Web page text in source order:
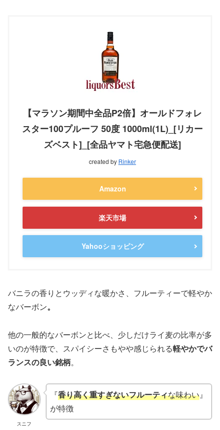
【マラソン期間中全品P2倍】オールドフォレ
スター100プルーフ 50度 1000ml(1L)_[リカー
ズベスト]_[全品ヤマト宅急便配送]
created by Rinker
Amazon
楽天市場
Yahooショッピング
バニラの香りとウッディな暖かさ、フルーティーで軽やか
なバーボン。
他の一般的なバーボンと比べ、少しだけライ麦の比率が多
いのが特徴で、スパイシーさもやや感じられる軽やかでバ
ランスの良い銘柄。
スニフ
『香り高く重すぎないフルーティな味わい』
が特徴